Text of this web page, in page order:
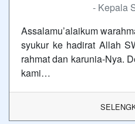
- Kepala
Assalamu’alaikum
syukur ke hadirat Allah
rahmat dan karunia-Nya.
kami…